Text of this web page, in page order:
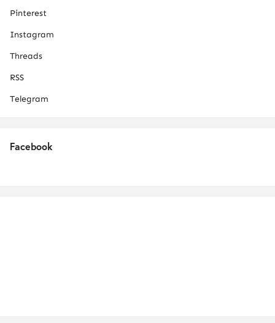
Pinterest
Instagram
Threads
RSS
Telegram
Facebook